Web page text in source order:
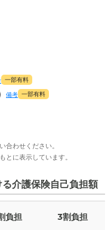
一部有料
備考 一部有料
合わせください。
とに表示しています。
る介護保険自己負担額
負担 3割負担